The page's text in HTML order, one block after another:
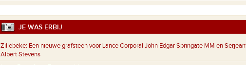
JE WAS ERBIJ
Zillebeke: Een nieuwe grafsteen voor Lance Corporal John Edgar Springate MM en
Albert Stevens